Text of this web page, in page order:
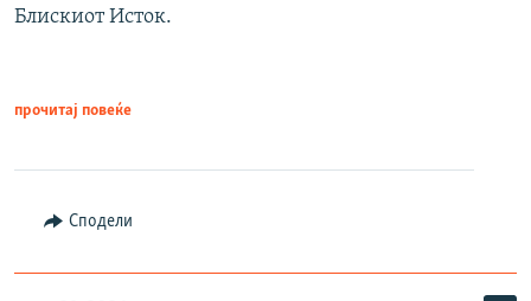
Блискиот Исток.
прочитај повеќе
Сподели